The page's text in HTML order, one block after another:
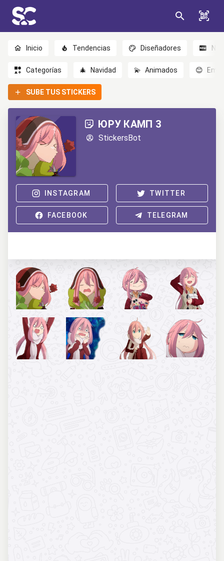
Inicio Tendencias Diseñadores
Categorías 🎄 Navidad 💫 Animados 😊
SUBE TUS STICKERS
ЮРУ КАМП 3
StickersBot
INSTAGRAM TWITTER
FACEBOOK TELEGRAM